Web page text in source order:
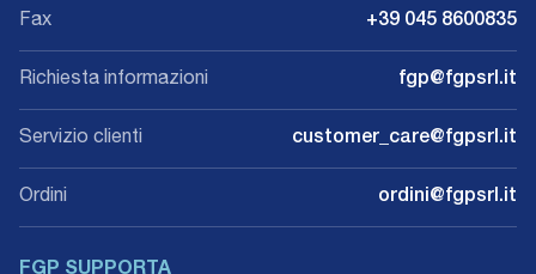
Fax +39 045 8600835
Richiesta informazioni fgp@fgpsrl.it
Servizio clienti customer_care@fgpsrl.it
Ordini ordini@fgpsrl.it
FGP SUPPORTA